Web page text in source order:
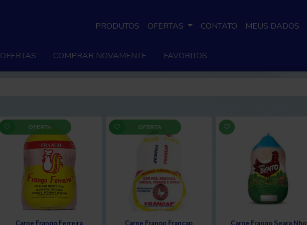
PRODUTOS OFERTAS CONTATO MEUS DADOS
OFERTAS COMPRAR NOVAMENTE FAVORITOS
OFERTA OFERTA